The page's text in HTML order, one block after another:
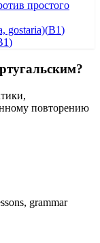
простого
gostaria)(B1)
)
повторению
grammar